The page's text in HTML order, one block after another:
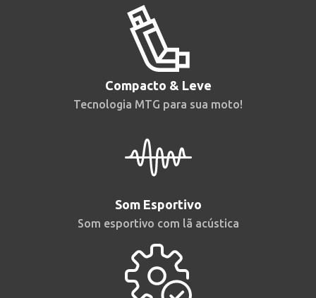
Compacto & Leve
Tecnologia MTG para sua moto!
Som Esportivo
Som esportivo com lã acústica